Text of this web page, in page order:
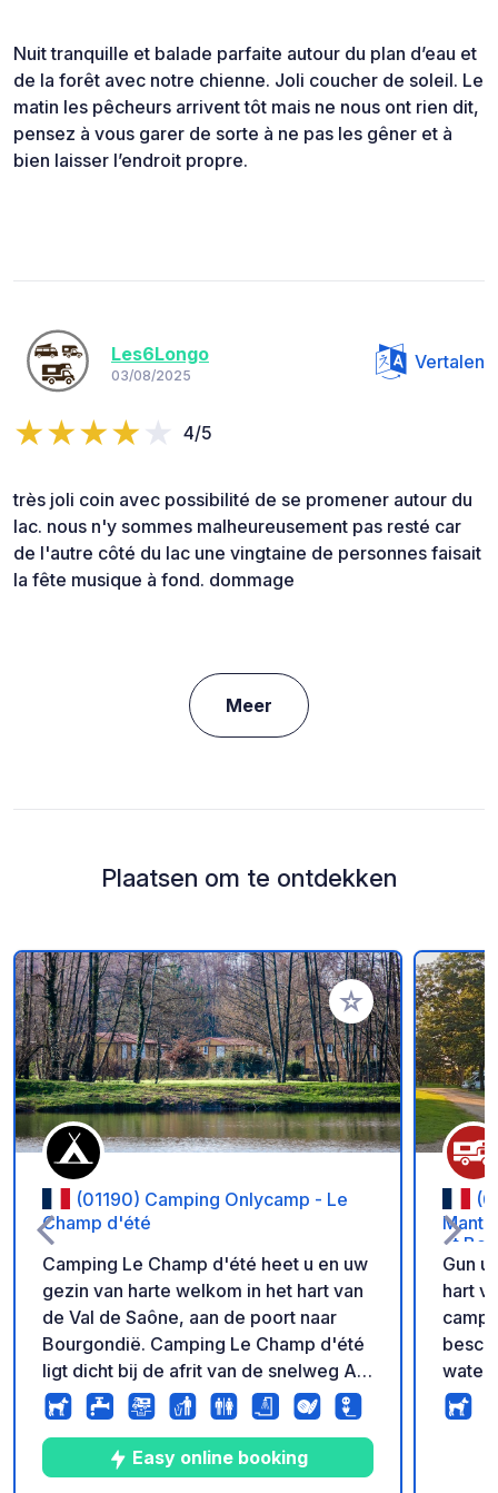
Nuit tranquille et balade parfaite autour du plan d’eau et
de la forêt avec notre chienne. Joli coucher de soleil. Le
matin les pêcheurs arrivent tôt mais ne nous ont rien dit,
pensez à vous garer de sorte à ne pas les gêner et à
bien laisser l’endroit propre.
Les6Longo
03/08/2025
Vertalen
4/5
très joli coin avec possibilité de se promener autour du
lac. nous n'y sommes malheureusement pas resté car
de l'autre côté du lac une vingtaine de personnes faisait
la fête musique à fond. dommage
Meer
Plaatsen om te ontdekken
Voeg toe aan je
(01190) Camping Onlycamp - Le
Champ d'été
Camping Le Champ d'été heet u en uw
gezin van harte welkom in het hart van
de Val de Saône, aan de poort naar
Bourgondië. Camping Le Champ d'été
ligt dicht bij de afrit van de snelweg A6
Mâcon Nord en is een ideale
tussenstop voor uw vakantie. Op een
terrein van 3 ha, in een landelijke
omgeving, beschikt de camping over
Easy online booking
et
Gun
hart